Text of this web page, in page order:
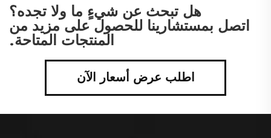
هل تبحث عن شيءٍ ما ولا تجده؟
اتصل بمستشارينا للحصول على مزيد من
المنتجات المتاحة.
اطلب عرض أسعار الآن